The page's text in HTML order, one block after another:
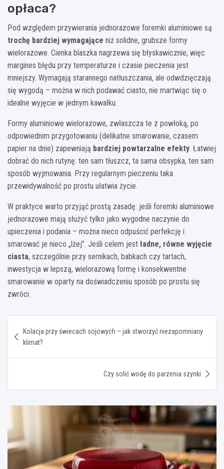
opłaca?
Pod względem przywierania jednorazowe foremki aluminiowe są
trochę bardziej wymagające niż solidne, grubsze formy
wielorazowe. Cienka blaszka nagrzewa się błyskawicznie, więc
margines błędu przy temperaturze i czasie pieczenia jest
mniejszy. Wymagają starannego natłuszczania, ale odwdzięczają
się wygodą – można w nich podawać ciasto, nie martwiąc się o
idealne wyjęcie w jednym kawałku.
Formy aluminiowe wielorazowe, zwłaszcza te z powłoką, po
odpowiednim przygotowaniu (delikatne smarowanie, czasem
papier na dnie) zapewniają bardziej powtarzalne efekty. Łatwiej
dobrać do nich rutynę: ten sam tłuszcz, ta sama obsypka, ten sam
sposób wyjmowania. Przy regularnym pieczeniu taka
przewidywalność po prostu ułatwia życie.
W praktyce warto przyjąć prostą zasadę: jeśli foremki aluminiowe
jednorazowe mają służyć tylko jako wygodne naczynie do
upieczenia i podania – można nieco odpuścić perfekcję i
smarować je nieco „lżej”. Jeśli celem jest ładne, równe wyjęcie
ciasta, szczególnie przy sernikach, babkach czy tartach,
inwestycja w lepszą, wielorazową formę i konsekwentne
smarowanie w oparty na doświadczeniu sposób po prostu się
zwróci.
wpisu
Kolacja przy świecach sojowych – jak stworzyć niezapomniany
klimat?
Czy solić wodę do parzenia szynki